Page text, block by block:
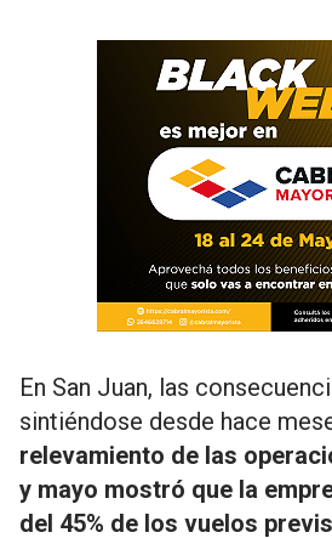
En San Juan, las
sintiéndose desde hace
relevamiento de las
y mayo mostró que la
del 45% de los vuelos